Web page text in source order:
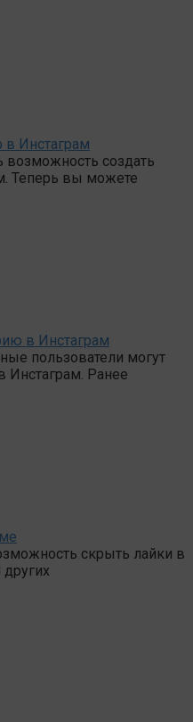
в Инстаграм
возможность создать
Теперь вы можете
в Инстаграм
пользователи могут
Инстаграм. Ранее
скрыть лайки в